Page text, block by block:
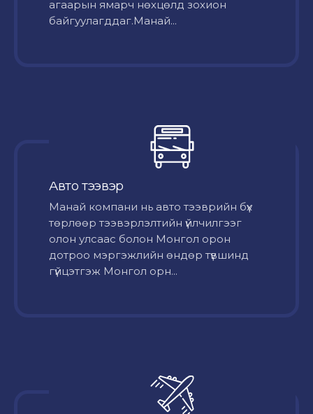
агаарын ямарч нөхцөлд зохион
байгуулагддаг.Манай...
Авто тээвэр
Mанай компани нь авто тээврийн бүх
төрлөөр тээвэрлэлтийн үйлчилгээг
олон улсаас болон Монгол орон
дотроо мэргэжлийн өндөр түвшинд
гүйцэтгэж Монгол орн...